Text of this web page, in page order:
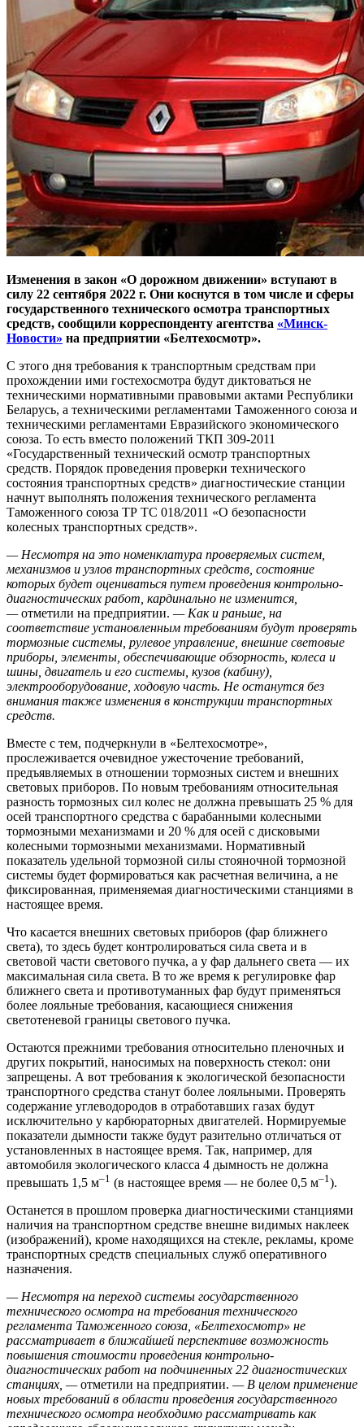
Изменения в закон «О дорожном движении» вступают в
силу 22 сентября 2022 г. Они коснутся в том числе и сферы
государственного технического осмотра транспортных
средств, сообщили корреспонденту агентства «Минск-
Новости» на предприятии «Белтехосмотр».
С этого дня требования к транспортным средствам при
прохождении ими гостехосмотра будут диктоваться не
техническими нормативными правовыми актами Республики
Беларусь, а техническими регламентами Таможенного союза и
техническими регламентами Евразийского экономического
союза. То есть вместо положений ТКП 309-2011
«Государственный технический осмотр транспортных
средств. Порядок проведения проверки технического
состояния транспортных средств» диагностические станции
начнут выполнять положения технического регламента
Таможенного союза ТР ТС 018/2011 «О безопасности
колесных транспортных средств».
— Несмотря на это номенклатура проверяемых систем,
механизмов и узлов транспортных средств, состояние
которых будет оцениваться путем проведения контрольно-
диагностических работ, кардинально не изменится,
—отметили на предприятии. — Как и раньше, на
соответствие установленным требованиям будут проверять
тормозные системы, рулевое управление, внешние световые
приборы, элементы, обеспечивающие обзорность, колеса и
шины, двигатель и его системы, кузов (кабину),
электрооборудование, ходовую часть. Не останутся без
внимания также изменения в конструкции транспортных
средств.
Вместе с тем, подчеркнули в «Белтехосмотре»,
прослеживается очевидное ужесточение требований,
предъявляемых в отношении тормозных систем и внешних
световых приборов. По новым требованиям относительная
разность тормозных сил колес не должна превышать 25 % для
осей транспортного средства с барабанными колесными
тормозными механизмами и 20 % для осей с дисковыми
колесными тормозными механизмами. Нормативный
показатель удельной тормозной силы стояночной тормозной
системы будет формироваться как расчетная величина, а не
фиксированная, применяемая диагностическими станциями в
настоящее время.
Что касается внешних световых приборов (фар ближнего
света), то здесь будет контролироваться сила света и в
световой части светового пучка, а у фар дальнего света — их
максимальная сила света. В то же время к регулировке фар
ближнего света и противотуманных фар будут применяться
более лояльные требования, касающиеся снижения
светотеневой границы светового пучка.
Остаются прежними требования относительно пленочных и
других покрытий, наносимых на поверхность стекол: они
запрещены. А вот требования к экологической безопасности
транспортного средства станут более лояльными. Проверять
содержание углеводородов в отработавших газах будут
исключительно у карбюраторных двигателей. Нормируемые
показатели дымности также будут разительно отличаться от
установленных в настоящее время. Так, например, для
автомобиля экологического класса 4 дымность не должна
превышать 1,5 м–1 (в настоящее время — не более 0,5 м–1 ).
Останется в прошлом проверка диагностическими станциями
наличия на транспортном средстве внешне видимых наклеек
(изображений), кроме находящихся на стекле, рекламы, кроме
транспортных средств специальных служб оперативного
назначения.
— Несмотря на переход системы государственного
технического осмотра на требования технического
регламента Таможенного союза, «Белтехосмотр» не
рассматривает в ближайшей перспективе возможность
повышения стоимости проведения контрольно-
диагностических работ на подчиненных 22 диагностических
станциях, —отметили на предприятии. — В целом применение
новых требований в области проведения государственного
технического осмотра необходимо рассматривать как